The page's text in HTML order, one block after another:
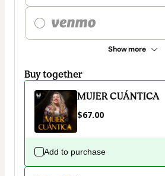
Show more
Buy together
MUJER CUÁNTICA
$67.00
Add to purchase